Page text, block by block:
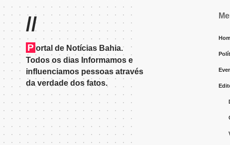
//
P ortal de Notícias Bahia.
Todos os dias Informamos e
influenciamos pessoas através
da verdade dos fatos.